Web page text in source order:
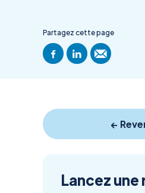
Partagez cette page
←
Lancez